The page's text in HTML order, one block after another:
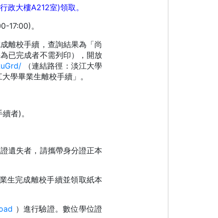
行政大樓A212室)領取。
17:00) 。
離校手續，查詢結果為「尚
已完成者不需列印），開放
（連結路徑：淡江大學
大學畢業生離校手續」。
續者) 。
遺失者，請攜帶身分證正本
生完成離校手續並領取紙本
）進行驗證。數位學位證